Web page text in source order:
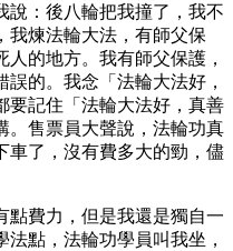
說：後八輪把我撞了，我不
我煉法輪大法，有師父保
的地方。我有師父保護，
的。我念「法輪大法好，
要記住「法輪大法好，真善
。售票員大聲說，法輪功真
車了，沒有費多大的勁，儘
點費力，但是我還是獨自一
點，法輪功學員叫我坐，